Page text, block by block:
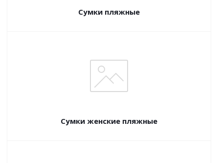
Сумки пляжные
Сумки женские пляжные